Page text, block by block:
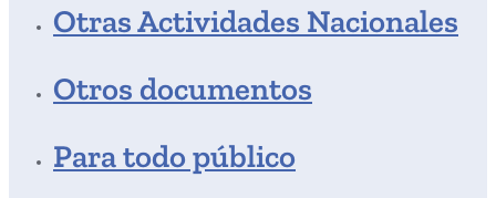
Otras Actividades Nacionales
Otros documentos
Para todo público